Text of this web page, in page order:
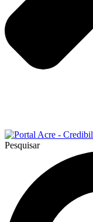
Pesquisar